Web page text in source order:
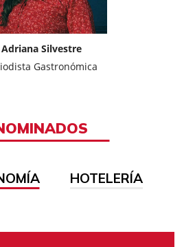
Adriana Silvestre
Gastronómica
HOTELERÍA